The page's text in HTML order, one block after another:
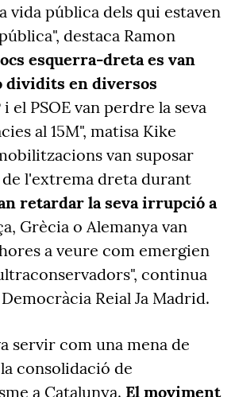
vida pública dels qui estaven
destaca Ramon
esquerra-dreta es van
dividits en diversos
i el PSOE van perdre la seva
al 15M", matisa Kike
van suposar
l'extrema dreta durant
retardar la seva irrupció a
Grècia o Alemanya van
a veure com emergien
continua
Reial Ja Madrid.
servir com una mena de
consolidació de
a Catalunya. El moviment